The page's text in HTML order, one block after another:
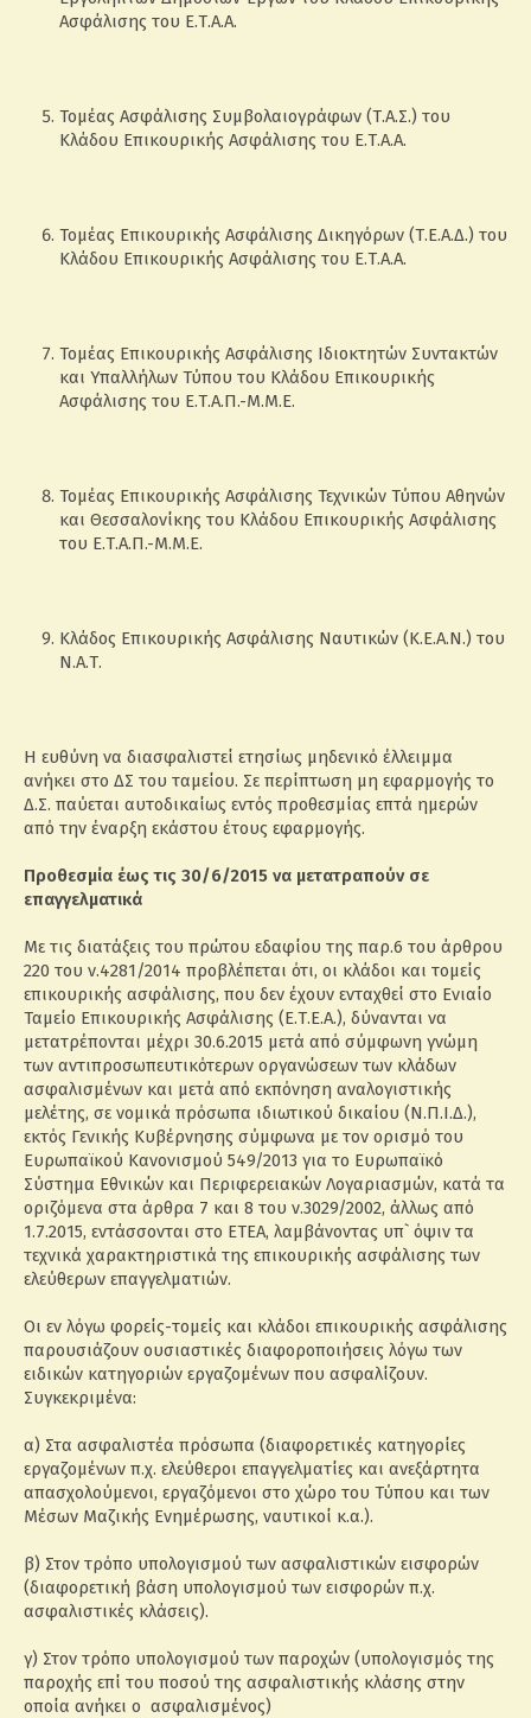
Ασφάλισης του Ε.Τ.Α.Α.
Τομέας Ασφάλισης Συμβολαιογράφων (Τ.Α.Σ.) του
Κλάδου Επικουρικής Ασφάλισης του Ε.Τ.Α.Α.
Τομέας Επικουρικής Ασφάλισης Δικηγόρων (Τ.Ε.Α.Δ.) του
Κλάδου Επικουρικής Ασφάλισης του Ε.Τ.Α.Α.
Τομέας Επικουρικής Ασφάλισης Ιδιοκτητών Συντακτών
και Υπαλλήλων Τύπου του Κλάδου Επικουρικής
Ασφάλισης του Ε.Τ.Α.Π.-Μ.Μ.Ε.
Τομέας Επικουρικής Ασφάλισης Τεχνικών Τύπου Αθηνών
και Θεσσαλονίκης του Κλάδου Επικουρικής Ασφάλισης
του Ε.Τ.Α.Π.-Μ.Μ.Ε.
Κλάδος Επικουρικής Ασφάλισης Ναυτικών (Κ.Ε.Α.Ν.) του
Ν.Α.Τ.
Η ευθύνη να διασφαλιστεί ετησίως μηδενικό έλλειμμα
ανήκει στο ΔΣ του ταμείου. Σε περίπτωση μη εφαρμογής το
Δ.Σ. παύεται αυτοδικαίως εντός προθεσμίας επτά ημερών
από την έναρξη εκάστου έτους εφαρμογής.
Προθεσμία έως τις 30/6/2015 να μετατραπούν σε
επαγγελματικά
Με τις διατάξεις του πρώτου εδαφίου της παρ.6 του άρθρου
220 του ν.4281/2014 προβλέπεται ότι, οι κλάδοι και τομείς
επικουρικής ασφάλισης, που δεν έχουν ενταχθεί στο Ενιαίο
Ταμείο Επικουρικής Ασφάλισης (Ε.Τ.Ε.Α.), δύνανται να
μετατρέπονται μέχρι 30.6.2015 μετά από σύμφωνη γνώμη
των αντιπροσωπευτικότερων οργανώσεων των κλάδων
ασφαλισμένων και μετά από εκπόνηση αναλογιστικής
μελέτης, σε νομικά πρόσωπα ιδιωτικού δικαίου (Ν.Π.Ι.Δ.),
εκτός Γενικής Κυβέρνησης σύμφωνα με τον ορισμό του
Ευρωπαϊκού Κανονισμού 549/2013 για το Ευρωπαϊκό
Σύστημα Εθνικών και Περιφερειακών Λογαριασμών, κατά τα
οριζόμενα στα άρθρα 7 και 8 του ν.3029/2002, άλλως από
1.7.2015, εντάσσονται στο ΕΤΕΑ, λαμβάνοντας υπ` όψιν τα
τεχνικά χαρακτηριστικά της επικουρικής ασφάλισης των
ελεύθερων επαγγελματιών.
Οι εν λόγω φορείς-τομείς και κλάδοι επικουρικής ασφάλισης
παρουσιάζουν ουσιαστικές διαφοροποιήσεις λόγω των
ειδικών κατηγοριών εργαζομένων που ασφαλίζουν.
Συγκεκριμένα:
α) Στα ασφαλιστέα πρόσωπα (διαφορετικές κατηγορίες
εργαζομένων π.χ. ελεύθεροι επαγγελματίες και ανεξάρτητα
απασχολούμενοι, εργαζόμενοι στο χώρο του Τύπου και των
Μέσων Μαζικής Ενημέρωσης, ναυτικοί κ.α.).
β) Στον τρόπο υπολογισμού των ασφαλιστικών εισφορών
(διαφορετική βάση υπολογισμού των εισφορών π.χ.
ασφαλιστικές κλάσεις).
γ) Στον τρόπο υπολογισμού των παροχών (υπολογισμός της
παροχής επί του ποσού της ασφαλιστικής κλάσης στην
οποία ανήκει ο ασφαλισμένος)